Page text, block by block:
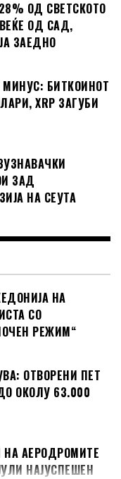
ОД СВЕТСКОТО
ОД САД,
ЗАЕДНО
БИТКОИНОТ
XRP ЗАГУБИ
ЗАД
НА СЕУТА
НА
СО
РЕЖИМ“
ОТВОРЕНИ ПЕТ
ОКОЛУ 63.000
НА АЕРОДРОМИТЕ
НАЈУСПЕШЕН